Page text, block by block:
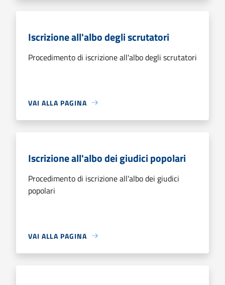
Iscrizione all'albo degli scrutatori
Procedimento di iscrizione all'albo degli scrutatori
VAI ALLA PAGINA
Iscrizione all'albo dei giudici popolari
Procedimento di iscrizione all'albo dei giudici
popolari
VAI ALLA PAGINA